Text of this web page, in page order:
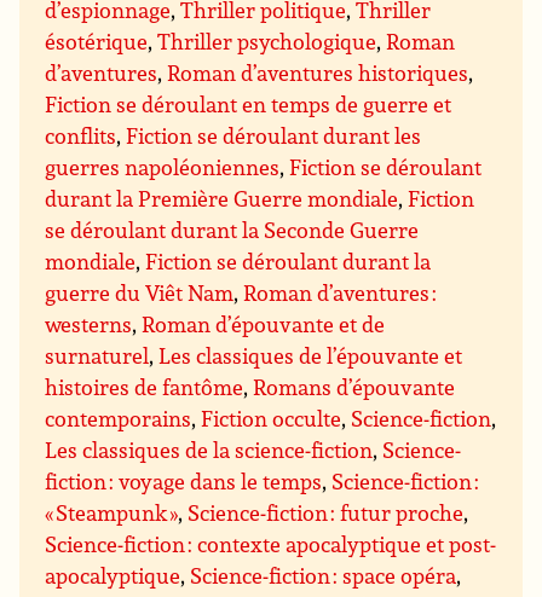
d’espionnage,Thriller politique,Thriller
ésotérique,Thriller psychologique,Roman
d’aventures,Roman d’aventures historiques,
Fiction se déroulant en temps de guerre et
conflits,Fiction se déroulant durant les
guerres napoléoniennes,Fiction se déroulant
durant la Première Guerre mondiale,Fiction
se déroulant durant la Seconde Guerre
mondiale,Fiction se déroulant durant la
guerre du Viêt Nam,Roman d’aventures :
westerns,Roman d’épouvante et de
surnaturel,Les classiques de l’épouvante et
histoires de fantôme,Romans d’épouvante
contemporains,Fiction occulte, Science-fiction,
Les classiques de la science-fiction, Science-
fiction : voyage dans le temps, Science-fiction :
« Steampunk », Science-fiction : futur proche,
Science-fiction : contexte apocalyptique et post-
apocalyptique, Science-fiction : space opéra,